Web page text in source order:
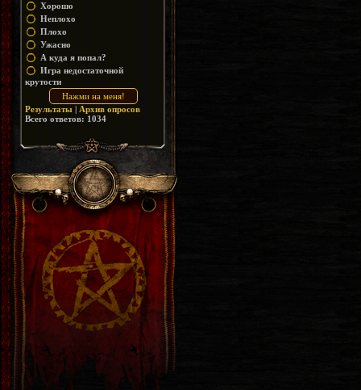
Хорошо
Неплохо
Плохо
Ужасно
А куда я попал?
Игра недостаточной
крутости
Результаты | Архив опросов
Всего ответов: 1034